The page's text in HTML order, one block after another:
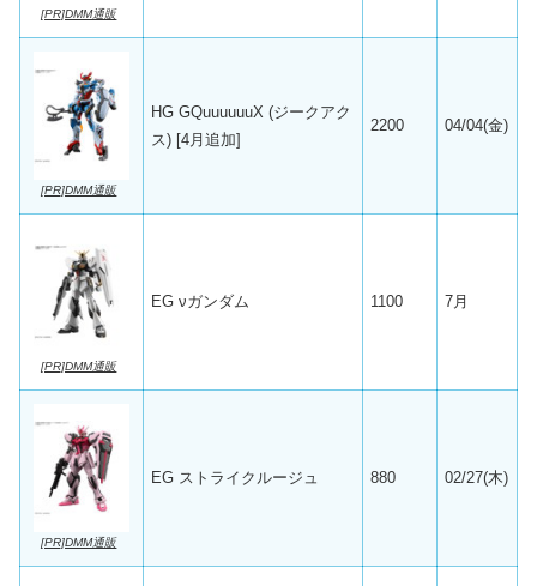
[PR]DMM通販
[PR]DMM通販
HG GQuuuuuuX (ジークアク
ス) [4月追加]
2200 04/04(金)
[PR]DMM通販
EG νガンダム 1100 7月
[PR]DMM通販
EG ストライクルージュ 880 02/27(木)